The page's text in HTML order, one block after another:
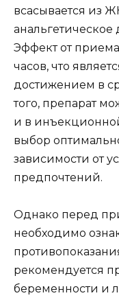
всасывается из
анальгетическое
Эффект от
часов, что
достижением в
того, препарат
и в
выбор
зависимости от
предпочтений.
Однако перед
необходимо
рекомендуется
беременности и